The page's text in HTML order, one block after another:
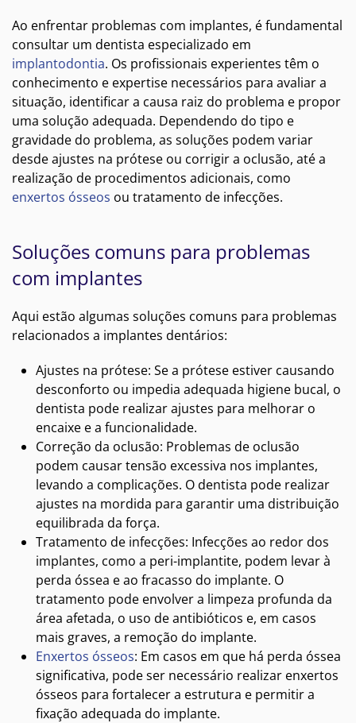
Ao enfrentar problemas com implantes, é fundamental
consultar um dentista especializado em
implantodontia. Os profissionais experientes têm o
conhecimento e expertise necessários para avaliar a
situação, identificar a causa raiz do problema e propor
uma solução adequada. Dependendo do tipo e
gravidade do problema, as soluções podem variar
desde ajustes na prótese ou corrigir a oclusão, até a
realização de procedimentos adicionais, como
enxertos ósseos ou tratamento de infecções.
Soluções comuns para problemas
com implantes
Aqui estão algumas soluções comuns para problemas
relacionados a implantes dentários:
Ajustes na prótese: Se a prótese estiver causando
desconforto ou impedia adequada higiene bucal, o
dentista pode realizar ajustes para melhorar o
encaixe e a funcionalidade.
Correção da oclusão: Problemas de oclusão
podem causar tensão excessiva nos implantes,
levando a complicações. O dentista pode realizar
ajustes na mordida para garantir uma distribuição
equilibrada da força.
Tratamento de infecções: Infecções ao redor dos
implantes, como a peri-implantite, podem levar à
perda óssea e ao fracasso do implante. O
tratamento pode envolver a limpeza profunda da
área afetada, o uso de antibióticos e, em casos
mais graves, a remoção do implante.
Enxertos ósseos: Em casos em que há perda óssea
significativa, pode ser necessário realizar enxertos
ósseos para fortalecer a estrutura e permitir a
fixação adequada do implante.